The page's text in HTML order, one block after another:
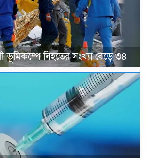
ভূমিকম্পে নিহতের সংখ্যা বেড়ে ৩৪